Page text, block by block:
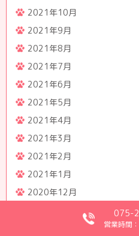
2021年10月
2021年9月
2021年8月
2021年7月
2021年6月
2021年5月
2021年4月
2021年3月
2021年2月
2021年1月
2020年12月
075-
営業時間